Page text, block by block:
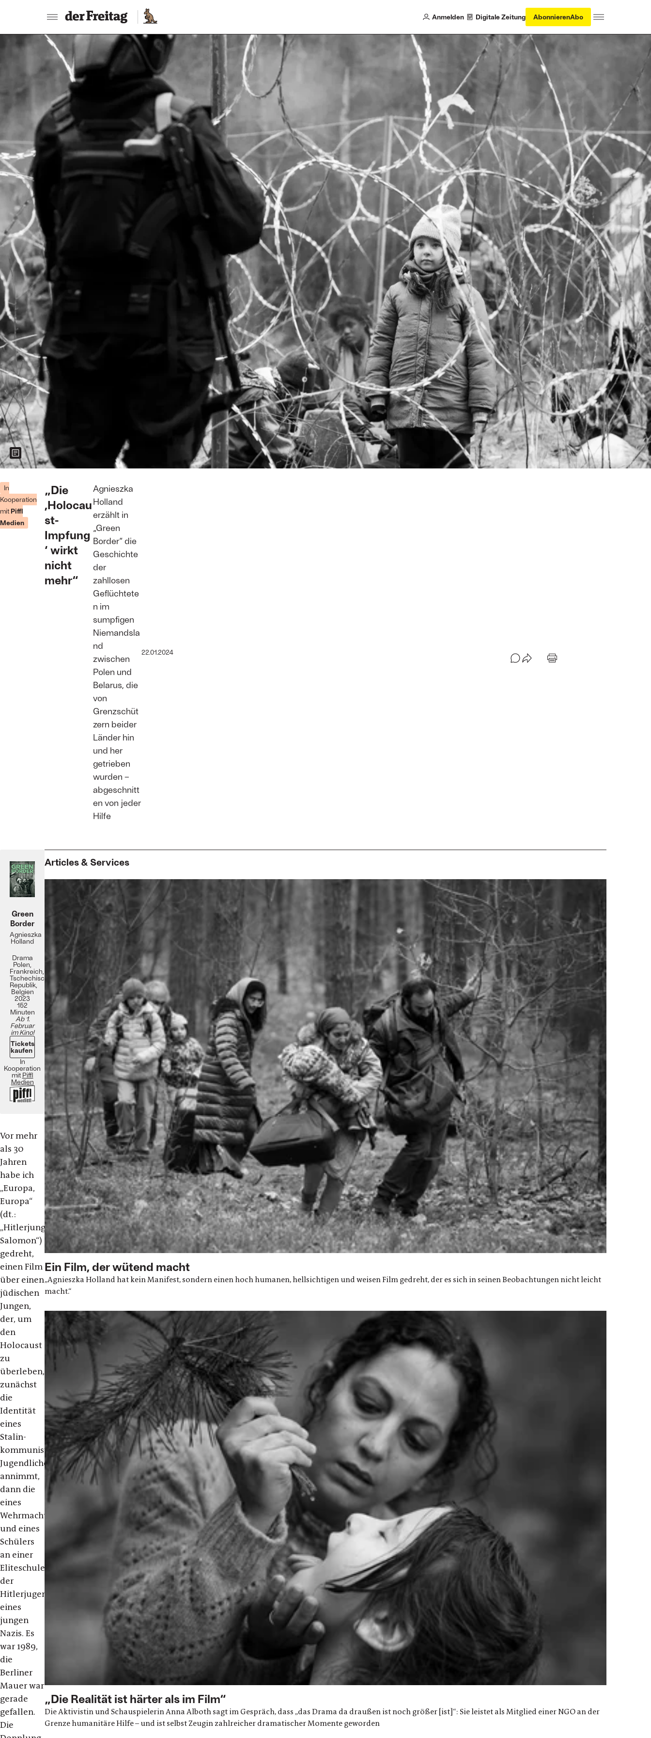
Anmelden Digitale Zeitung AbonnierenAbo
In
Kooperation
mit Piffl
Medien
„Die
,Holocau
st-
Impfung
‘ wirkt
nicht
mehr“
Agnieszka
Holland
erzählt in
„Green
Border“ die
Geschichte
der
zahllosen
Geflüchtete
n im
sumpfigen
Niemandsla
nd
zwischen
Polen und
Belarus, die
von
Grenzschüt
zern beider
Länder hin
und her
getrieben
wurden –
abgeschnitt
en von jeder
Hilfe
22.01.2024
Zeigt weitere Informationen zum Bild
Geflüchtete
als
Druckmittel
Foto: Agata
Kubis
Green
Border
Agnieszka
Holland
Drama
Polen,
Frankreich,
Tschechische
Republik,
Belgien
2023
152
Minuten
Ab 1.
Februar
im Kino!
Tickets
kaufen
In
Kooperation
mit Piffl
Medien
Vor mehr
als 30
Jahren
habe ich
„Europa,
Europa“
(dt.:
„Hitlerjunge
Salomon“)
gedreht,
einen Film
über einen
jüdischen
Jungen,
der, um
den
Holocaust
zu
überleben,
zunächst
die
Identität
eines
Stalin-
kommunistischen
Jugendlichen
annimmt,
dann die
eines
Wehrmachtssoldaten
und eines
Schülers
an einer
Eliteschule
der
Hitlerjugend,
eines
jungen
Nazis. Es
war 1989,
die
Berliner
Mauer war
gerade
gefallen.
Die
Articles & Services
Ein Film, der wütend macht
„Agnieszka Holland hat kein Manifest, sondern einen hoch humanen, hellsichtigen und weisen Film gedreht, der es sich in seinen Beobachtungen nicht leicht
macht.“
„Die Realität ist härter als im Film“
Die Aktivistin und Schauspielerin Anna Alboth sagt im Gespräch, dass „das Drama da draußen ist noch größer [ist]“: Sie leistet als Mitglied einer NGO an der
Grenze humanitäre Hilfe – und ist selbst Zeugin zahlreicher dramatischer Momente geworden